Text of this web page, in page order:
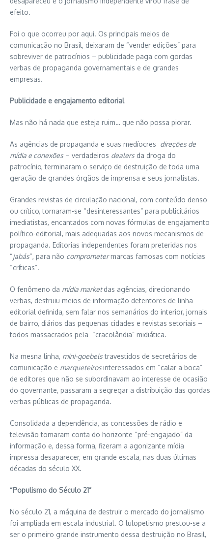
efeito.
Foi o que ocorreu por aqui. Os principais meios de
comunicação no Brasil, deixaram de “vender edições” para
sobreviver de patrocínios – publicidade paga com gordas
verbas de propaganda governamentais e de grandes
empresas.
Publicidade e engajamento editorial
Mas não há nada que esteja ruim… que não possa piorar.
As agências de propaganda e suas medíocres direções de
mídia e conexões – verdadeiros dealers da droga do
patrocínio, terminaram o serviço de destruição de toda uma
geração de grandes órgãos de imprensa e seus jornalistas.
Grandes revistas de circulação nacional, com conteúdo denso
ou crítico, tornaram-se “desinteressantes” para publicitários
imediatistas, encantados com novas fórmulas de engajamento
político-editorial, mais adequadas aos novos mecanismos de
propaganda. Editorias independentes foram preteridas nos
“jabás“, para não comprometermarcas famosas com notícias
“críticas”.
O fenômeno da mídia marketdas agências, direcionando
verbas, destruiu meios de informação detentores de linha
editorial definida, sem falar nos semanários do interior, jornais
de bairro, diários das pequenas cidades e revistas setoriais –
todos massacrados pela “cracolândia” midiática.
Na mesna linha, mini-goebelstravestidos de secretários de
comunicação e marqueteirosinteressados em “calar a boca”
de editores que não se subordinavam ao interesse de ocasião
do governante, passaram a segregar a distribuição das gordas
verbas públicas de propaganda.
Consolidada a dependência, as concessões de rádio e
televisão tomaram conta do horizonte “pré-engajado” da
informação e, dessa forma, fizeram a agonizante mídia
impressa desaparecer, em grande escala, nas duas últimas
décadas do século XX.
“Populismo do Século 21”
No século 21, a máquina de destruir o mercado do jornalismo
foi ampliada em escala industrial. O lulopetismo prestou-se a
ser o primeiro grande instrumento dessa destruição no Brasil,